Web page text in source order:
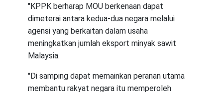
"KPPK berharap MOU berkenaan dapat
dimeterai antara kedua-dua negara melalui
agensi yang berkaitan dalam usaha
meningkatkan jumlah eksport minyak sawit
Malaysia.
"Di samping dapat memainkan peranan utama
membantu rakyat negara itu memperoleh